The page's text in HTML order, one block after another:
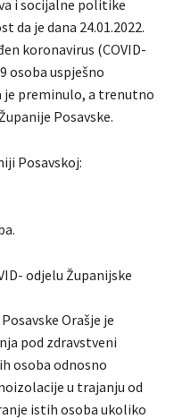
i socijalne politike
da je dana 24.01.2022.
koronavirus (COVID-
osoba uspješno
je preminulo, a trenutno
Posavske.
Posavskoj:
odjelu Županijske
Orašje je
pod zdravstveni
osoba odnosno
u trajanju od
istih osoba ukoliko